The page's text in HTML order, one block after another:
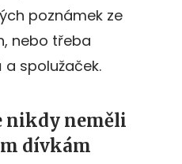
poznámek ze
nebo třeba
spolužaček.
nikdy neměli
dívkám